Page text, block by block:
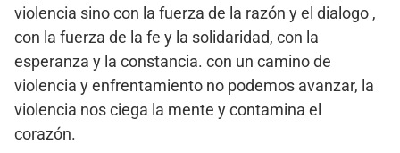
violencia sino con la fuerza de la razón y el dialogo ,
con la fuerza de la fe y la solidaridad, con la
esperanza y la constancia. con un camino de
violencia y enfrentamiento no podemos avanzar, la
violencia nos ciega la mente y contamina el
corazón.